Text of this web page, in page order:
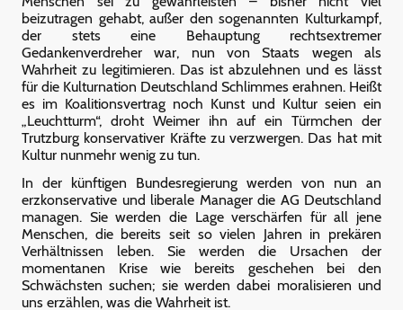
beizutragen gehabt, außer den sogenannten Kulturkampf,
der stets eine Behauptung rechtsextremer
Gedankenverdreher war, nun von Staats wegen als
Wahrheit zu legitimieren. Das ist abzulehnen und es lässt
für die Kulturnation Deutschland Schlimmes erahnen. Heißt
es im Koalitionsvertrag noch Kunst und Kultur seien ein
„Leuchtturm“, droht Weimer ihn auf ein Türmchen der
Trutzburg konservativer Kräfte zu verzwergen. Das hat mit
Kultur nunmehr wenig zu tun.
In der künftigen Bundesregierung werden von nun an
erzkonservative und liberale Manager die AG Deutschland
managen. Sie werden die Lage verschärfen für all jene
Menschen, die bereits seit so vielen Jahren in prekären
Verhältnissen leben. Sie werden die Ursachen der
momentanen Krise wie bereits geschehen bei den
Schwächsten suchen; sie werden dabei moralisieren und
uns erzählen, was die Wahrheit ist.